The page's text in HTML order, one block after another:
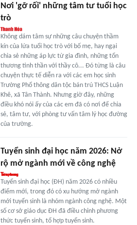
Nơi 'gỡ rối' những tâm tư tuổi học
trò
Không dám tâm sự những câu chuyện thầm
kín của lứa tuổi học trò với bố mẹ, hay ngại
chia sẻ những áp lực từ gia đình, những tổn
thương tinh thần với thầy cô... Đó từng là câu
chuyện thực tế diễn ra với các em học sinh
Trường Phổ thông dân tộc bán trú THCS Luận
Khê, xã Tân Thành. Nhưng giờ đây, những
điều khó nói ấy của các em đã có nơi để chia
sẻ, tâm tư, với phòng tư vấn tâm lý học đường
của trường.
Tuyển sinh đại học năm 2026: Nở
rộ mở ngành mới về công nghệ
Tuyển sinh đại học (ĐH) năm 2026 có nhiều
điểm mới, trong đó có xu hướng mở ngành
mới tuyển sinh là nhóm ngành công nghệ. Một
số cơ sở giáo dục ĐH đã điều chỉnh phương
thức tuyển sinh, tổ hợp tuyển sinh.